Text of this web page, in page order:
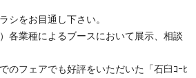
シをお目通し下さい。
各業種によるブースにおいて展示、相談
のフェアでも好評をいただいた「石臼ｺｰﾋ